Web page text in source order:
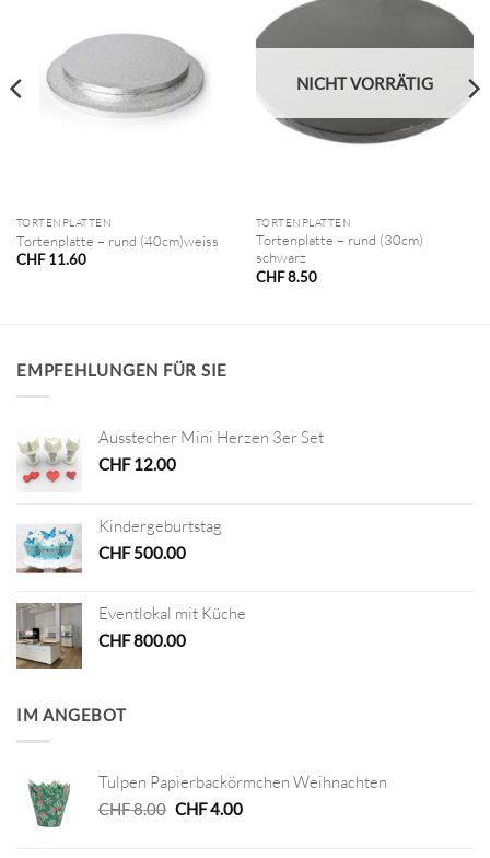
TORTENPLATTEN
Tortenplatte – rund (40cm)weiss
CHF11.60
NICHT VORRÄTIG
TORTENPLATTEN
Tortenplatte – rund (30cm)
schwarz
CHF8.50
EMPFEHLUNGEN FÜR SIE
Ausstecher Mini Herzen 3er Set
CHF12.00
Kindergeburtstag
CHF500.00
Eventlokal mit Küche
CHF800.00
IM ANGEBOT
Tulpen Papierbackörmchen Weihnachten
CHF8.00 Ursprünglicher
CHF4.00Aktueller